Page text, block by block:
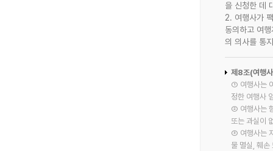
을 신청한 데
2. 여행사가
동의하고 여
의 의사를 통
제8조(여행
① 여행사는
정한 여행사
② 여행사는
또는 과실이
③ 여행사는
물 멸실, 훼손